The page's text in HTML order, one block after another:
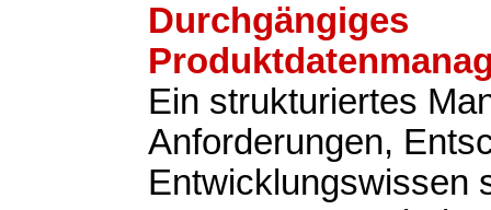
Durchgängiges
Ein strukturiertes
Anforderungen,
Entwicklungswissen